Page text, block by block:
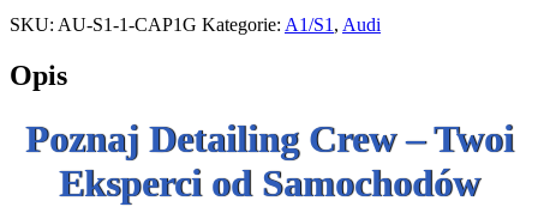
SKU: AU-S1-1-CAP1G Kategorie: A1/S1 , Audi
Opis
Poznaj Detailing Crew – Twoi
Eksperci od Samochodów